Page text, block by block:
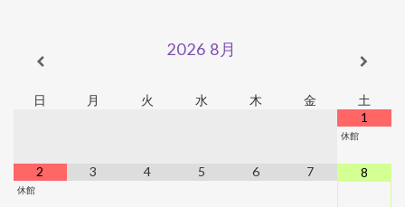
2026 8月
日 月 火 水 木 金
土
1
休館
2
休館
3 4 5 6 7 8